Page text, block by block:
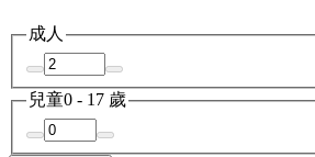
成人
兒童0 - 17 歲